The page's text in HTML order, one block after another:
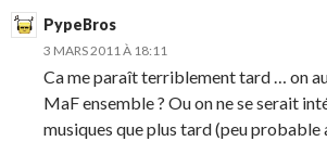
PypeBros
3 MARS 2011 À 18:11
Ca me paraît terriblement tard … on
MaF ensemble ? Ou on ne se serait
musiques que plus tard (peu probable